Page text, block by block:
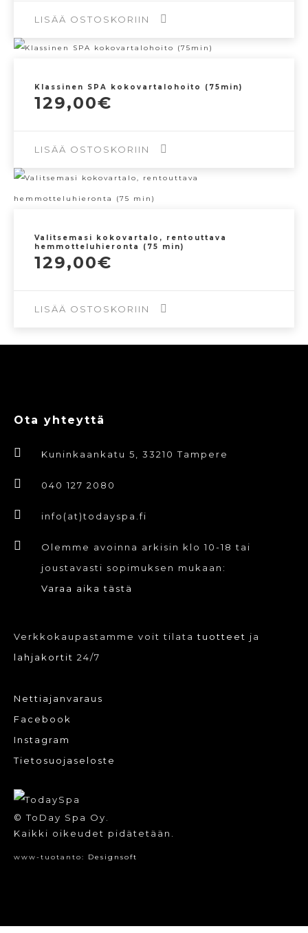
LISÄÄ OSTOSKORIIN
Klassinen SPA kokovartalohoito (75min)
129,00€
LISÄÄ OSTOSKORIIN
Valitsemasi kokovartalo, rentouttava
hemmotteluhieronta (75 min)
129,00€
LISÄÄ OSTOSKORIIN
Ota yhteyttä
Kuninkaankatu 5, 33210 Tampere
040 127 2080
info(at)todayspa.fi
Olemme avoinna arkisin klo 10-18 tai
joustavasti sopimuksen mukaan:
Varaa aika tästä
Verkkokaupastamme voit tilatatuotteet ja
lahjakortit 24/7
Nettiajanvaraus
Facebook
Instagram
Tietosuojaseloste
© ToDay Spa Oy.
Kaikki oikeudet pidätetään.
www-tuotanto: Designsoft